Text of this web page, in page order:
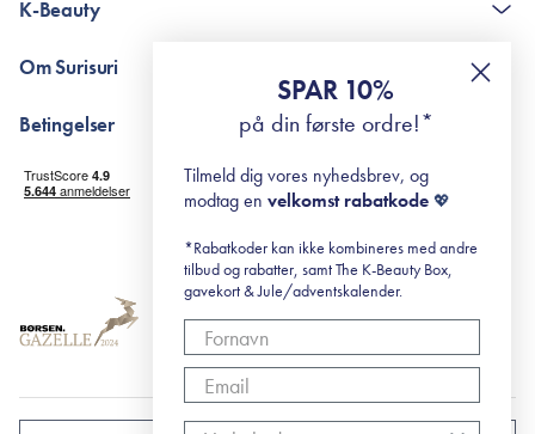
The K-Beauty Box - spørgsmål og svar
RE-ZIP
K-Beauty
Retinol for begyndere
surisuri's mini guide til rosacea
Om Surisuri
Black Friday
Betingelser
Levering og returnering
Handelsbetingelser
Abonnementsbetingelser
SPAR 10%
på din første ordre!*
Tilmeld dig vores nyhedsbrev, og
modtag en velkomst rabatkode 💖
*Rabatkoder kan ikke kombineres med andre
tilbud og rabatter, samt The K-Beauty Box,
gavekort & Jule/adventskalender.